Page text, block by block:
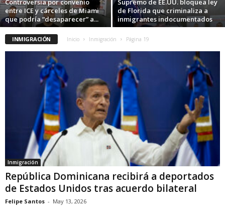
Controversia por convenio
entre ICE y cárceles de Miami
que podría “desaparecer” a...
Supremo de EE.UU. bloquea ley
de Florida que criminaliza a
inmigrantes indocumentados
INMIGRACIÓN Inicio Inmigración Página 19
Inmigración
República Dominicana recibirá a deportados
de Estados Unidos tras acuerdo bilateral
Felipe Santos - May 13, 2026